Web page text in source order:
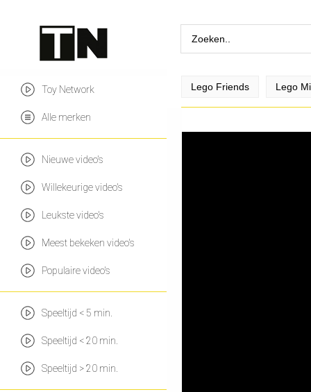
Toy Network
Alle merken
Nieuwe video's
Willekeurige video's
Leukste video's
Meest bekeken video's
Populaire video's
Speeltijd < 5 min.
Speeltijd < 20 min.
Speeltijd > 20 min.
Lego Friends Lego